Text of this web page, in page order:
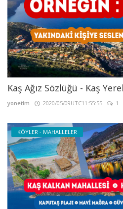
Kaş Ağız Sözlüğü - Kaş
yonetim 2020/05/09UTC11:55:55 1
KÖYLER - MAHALLELER